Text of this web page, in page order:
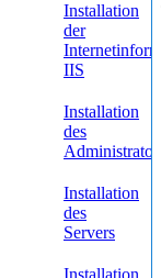
Installation
der
IIS
Installation
des
Administrators
Installation
des
Servers
Installation